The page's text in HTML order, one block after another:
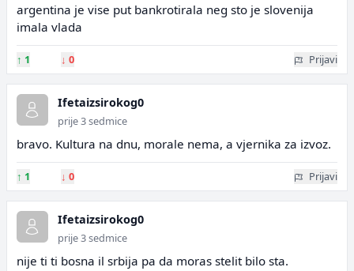
argentina je vise put bankrotirala neg sto je slovenija
imala vlada
↑ 1 ↓ 0 Prijavi
Ifetaizsirokog0
prije 3 sedmice
bravo. Kultura na dnu, morale nema, a vjernika za izvoz.
↑ 1 ↓ 0 Prijavi
Ifetaizsirokog0
prije 3 sedmice
nije ti ti bosna il srbija pa da moras stelit bilo sta.